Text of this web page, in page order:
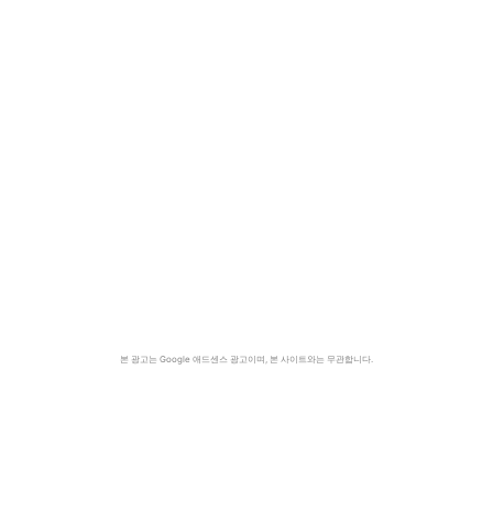
본 광고는 Google 애드센스 광고이며, 본 사이트와는 무관합니다.